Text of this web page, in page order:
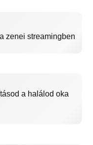
zenei streamingben
a halálod oka